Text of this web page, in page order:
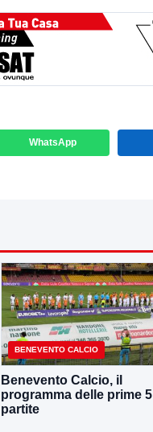
WhatsApp
BENEVENTO CALCIO
Benevento Calcio, il
programma delle prime 5
partite